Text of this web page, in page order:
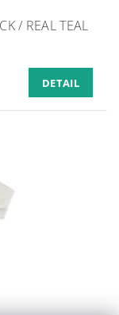
/ REAL TEAL
DETAIL